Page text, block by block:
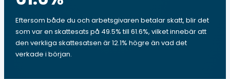
Eftersom både du och arbetsgivaren betalar skatt, blir det
som var en skattesats på 49.5% till 61.6%, vilket innebär att
den verkliga skattesatsen är 12.1% högre än vad det
verkade i början.